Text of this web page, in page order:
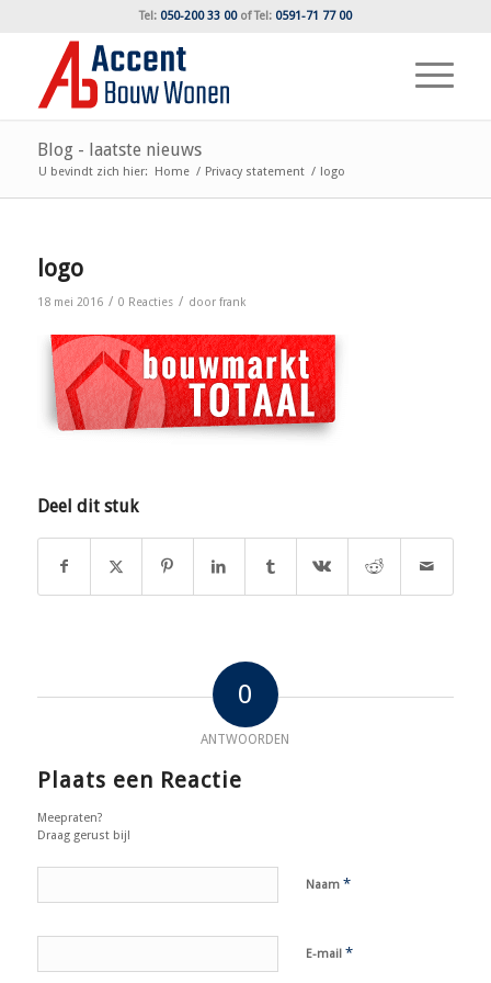
Tel: 050-200 33 00ofTel: 0591-71 77 00
Blog - laatste nieuws
U bevindt zich hier: Home / Privacy statement / logo
logo
18 mei 2016 / 0 Reacties / door frank
Deel dit stuk
0
ANTWOORDEN
Plaats een Reactie
Meepraten?
Draag gerust bij!
Naam *
E-mail *